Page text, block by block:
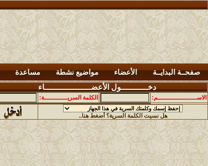
صفحــة البدايــة الأعضاء مواضيع نشطة مساعدة
دخـــــــــــول الأعضـــــــــــــــــــاء
الاســــــــــــــــــــم: الكلمة السريــــــــــــة:
هل نسيت الكلمة السرية؟ أضغط هنا..